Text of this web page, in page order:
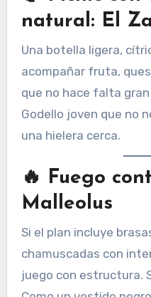
natural: El
Una botella ligera,
acompañar fruta,
que no hace falta
Godello joven que no
una hielera cerca.
🔥 Fuego
Malleolus
Si el plan incluye
chamuscadas con
juego con estructura.